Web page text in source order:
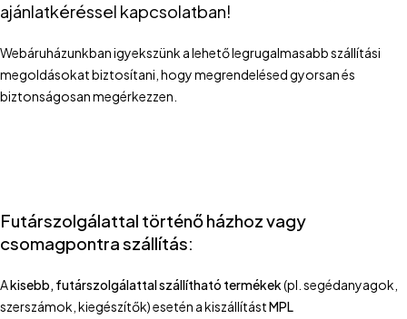
ajánlatkéréssel kapcsolatban!
Webáruházunkban igyekszünk a lehető legrugalmasabb szállítási
megoldásokat biztosítani, hogy megrendelésed gyorsan és
biztonságosan megérkezzen.
Futárszolgálattal történő házhoz vagy
csomagpontra szállítás:
Akisebb, futárszolgálattal szállítható termékek(pl. segédanyagok,
szerszámok, kiegészítők) esetén a kiszállítástMPL